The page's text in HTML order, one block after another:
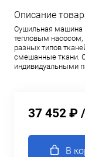
Описание
Сушильная машина
тепловым насосом,
разных типов
смешанные ткани.
индивидуальными
37 452 ₽
В